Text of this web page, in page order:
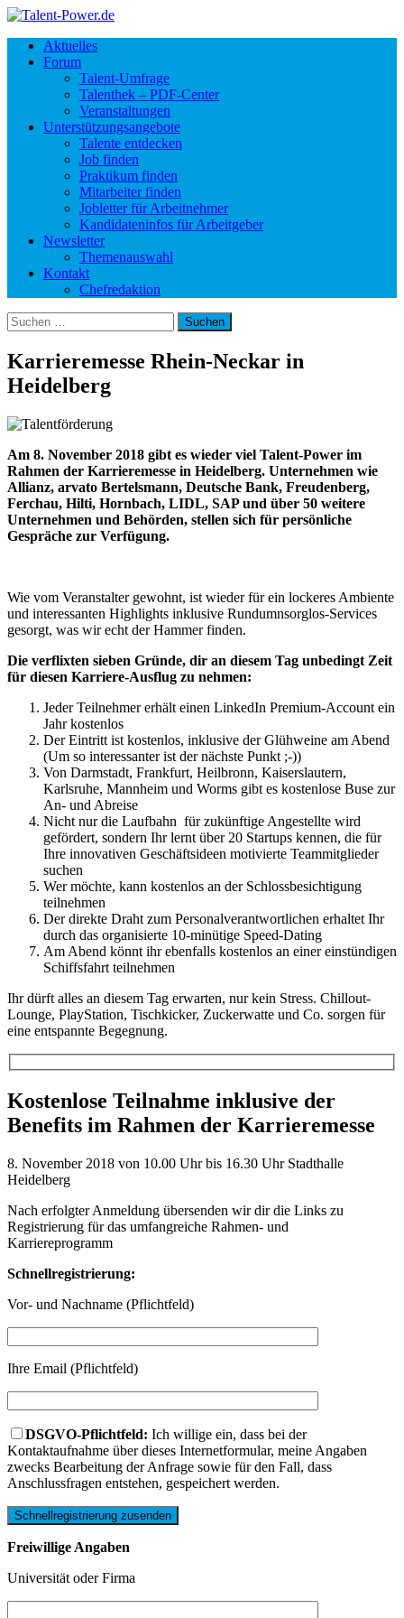
Aktuelles
Forum
Talent-Umfrage
Talenthek – PDF-Center
Veranstaltungen
Unterstützungsangebote
Talente entdecken
Job finden
Praktikum finden
Mitarbeiter finden
Jobletter für Arbeitnehmer
Kandidateninfos für Arbeitgeber
Newsletter
Themenauswahl
Kontakt
Chefredaktion
Suchen
nach:
Karrieremesse Rhein-Neckar in
Heidelberg
Am 8. November 2018 gibt es wieder viel Talent-Power im
Rahmen der Karrieremesse in Heidelberg. Unternehmen wie
Allianz, arvato Bertelsmann, Deutsche Bank, Freudenberg,
Ferchau, Hilti, Hornbach, LIDL, SAP und über 50 weitere
Unternehmen und Behörden, stellen sich für persönliche
Gespräche zur Verfügung.
Wie vom Veranstalter gewohnt, ist wieder für ein lockeres Ambiente
und interessanten Highlights inklusive Rundumnsorglos-Services
gesorgt, was wir echt der Hammer finden.
Die verflixten sieben Gründe, dir an diesem Tag unbedingt Zeit
für diesen Karriere-Ausflug zu nehmen:
Jeder Teilnehmer erhält einen LinkedIn Premium-Account ein
Jahr kostenlos
Der Eintritt ist kostenlos, inklusive der Glühweine am Abend
(Um so interessanter ist der nächste Punkt ;-))
Von Darmstadt, Frankfurt, Heilbronn, Kaiserslautern,
Karlsruhe, Mannheim und Worms gibt es kostenlose Buse zur
An- und Abreise
Nicht nur die Laufbahn für zukünftige Angestellte wird
gefördert, sondern Ihr lernt über 20 Startups kennen, die für
Ihre innovativen Geschäftsideen motivierte Teammitglieder
suchen
Wer möchte, kann kostenlos an der Schlossbesichtigung
teilnehmen
Der direkte Draht zum Personalverantwortlichen erhaltet Ihr
durch das organisierte 10-minütige Speed-Dating
Am Abend könnt ihr ebenfalls kostenlos an einer einstündigen
Schiffsfahrt teilnehmen
Ihr dürft alles an diesem Tag erwarten, nur kein Stress. Chillout-
Lounge, PlayStation, Tischkicker, Zuckerwatte und Co. sorgen für
eine entspannte Begegnung.
Kostenlose Teilnahme inklusive der
Benefits im Rahmen der Karrieremesse
8. November 2018 von 10.00 Uhr bis 16.30 Uhr Stadthalle
Heidelberg
Nach erfolgter Anmeldung übersenden wir dir die Links zu
Registrierung für das umfangreiche Rahmen- und
Karriereprogramm
Schnellregistrierung:
Vor- und Nachname (Pflichtfeld)
Ihre Email (Pflichtfeld)
DSGVO-Pflichtfeld: Ich willige ein, dass bei der
Kontaktaufnahme über dieses Internetformular, meine Angaben
zwecks Bearbeitung der Anfrage sowie für den Fall, dass
Anschlussfragen entstehen, gespeichert werden.
Freiwillige Angaben
Universität oder Firma